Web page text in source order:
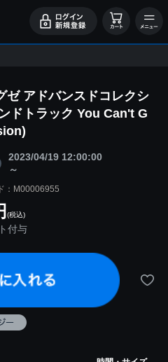
ゼ アドバンスドコレクシ
ドトラック You Can't G
2023/04/19 12:00:00
～
：M00006955
(税込)
付与